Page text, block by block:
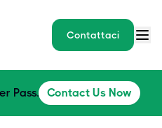
Contattaci
Pass. Contact Us Now